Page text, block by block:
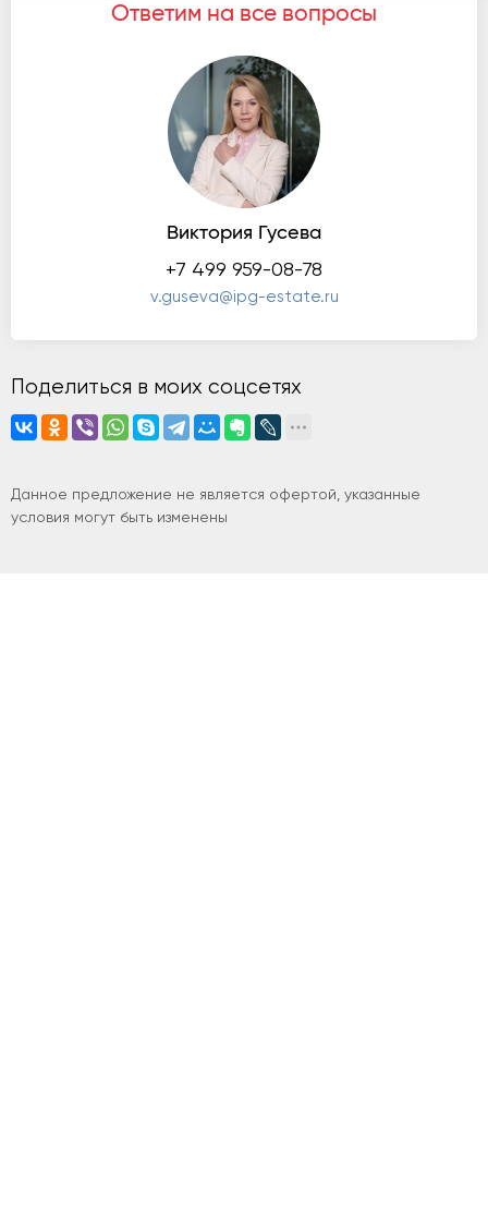
Ответим на все вопросы
Виктория Гусева
+7 499 959-08-78
v.guseva@ipg-estate.ru
Поделиться в моих соцсетях
Данное предложение не является офертой, указанные
условия могут быть изменены